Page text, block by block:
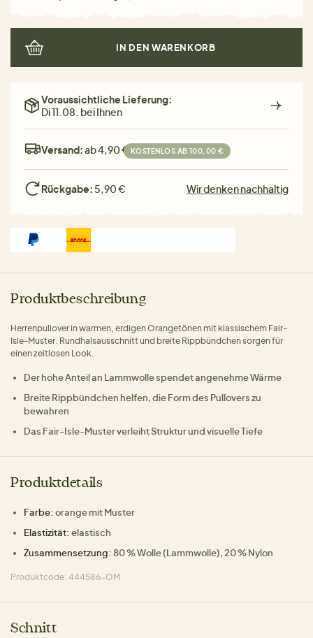
IN DEN WARENKORB
Voraussichtliche Lieferung:
Di 11.08. bei Ihnen
Versand:ab 4,90 € KOSTENLOS AB 100,00 €
Rückgabe: 5,90 € Wir denken nachhaltig
Produktbeschreibung
Herrenpullover in warmen, erdigen Orangetönen mit klassischem Fair-
Isle-Muster. Rundhalsausschnitt und breite Rippbündchen sorgen für
einen zeitlosen Look.
Der hohe Anteil an Lammwolle spendet angenehme Wärme
Breite Rippbündchen helfen, die Form des Pullovers zu
bewahren
Das Fair-Isle-Muster verleiht Struktur und visuelle Tiefe
Produktdetails
Farbe: orange mit Muster
Elastizität: elastisch
Zusammensetzung: 80 % Wolle (Lammwolle), 20 % Nylon
Produktcode: 444586-OM
Schnitt